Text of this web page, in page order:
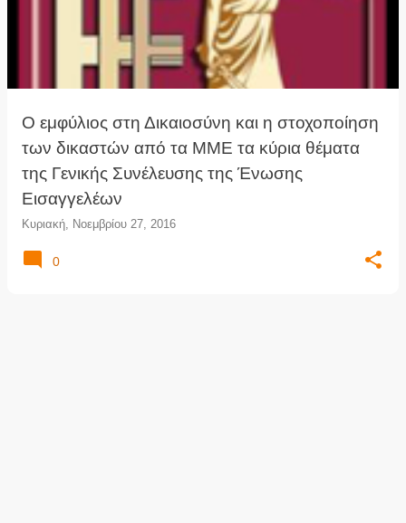
Ο εμφύλιος στη Δικαιοσύνη και η στοχοποίηση
των δικαστών από τα ΜΜΕ τα κύρια θέματα
της Γενικής Συνέλευσης της Ένωσης
Εισαγγελέων
Κυριακή, Νοεμβρίου 27, 2016
0